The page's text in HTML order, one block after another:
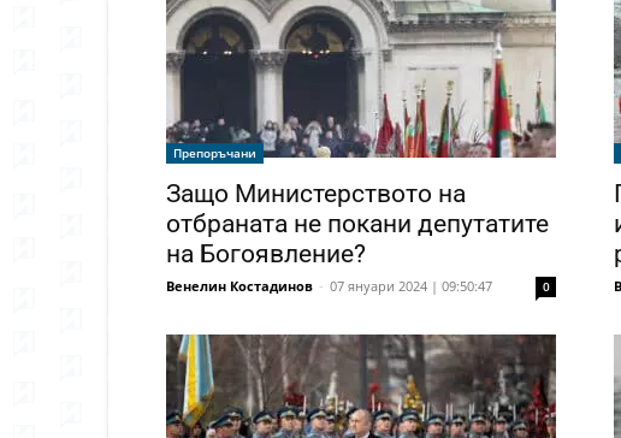
Препоръчани
Защо Министерството на
отбраната не покани депутатите
на Богоявление?
Венелин Костадинов - 07 януари 2024 | 09:50:47 0